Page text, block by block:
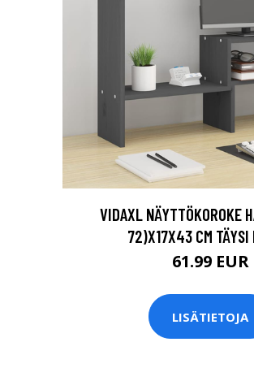
VIDAXL NÄYTTÖKOROKE
72)X17X43 CM TÄYSI
61.99 EUR
LISÄTIETOJA